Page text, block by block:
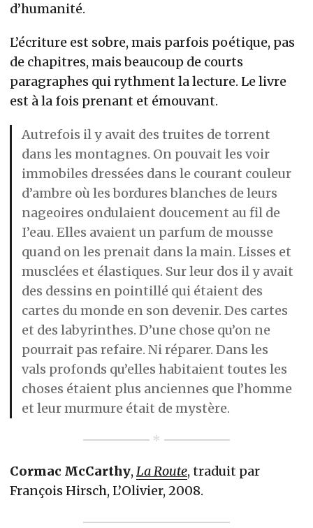
d’humanité.
L’écriture est sobre, mais parfois poétique, pas
de chapitres, mais beaucoup de courts
paragraphes qui rythment la lecture. Le livre
est à la fois prenant et émouvant.
Autrefois il y avait des truites de torrent
dans les montagnes. On pouvait les voir
immobiles dressées dans le courant couleur
d’ambre où les bordures blanches de leurs
nageoires ondulaient doucement au fil de
I’eau. Elles avaient un parfum de mousse
quand on les prenait dans la main. Lisses et
musclées et élastiques. Sur leur dos il y avait
des dessins en pointillé qui étaient des
cartes du monde en son devenir. Des cartes
et des labyrinthes. D’une chose qu’on ne
pourrait pas refaire. Ni réparer. Dans les
vals profonds qu’elles habitaient toutes les
choses étaient plus anciennes que l’homme
et leur murmure était de mystère.
Cormac McCarthy,La Route, traduit par
François Hirsch, L’Olivier, 2008.